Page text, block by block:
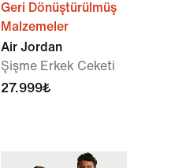
Geri Dönüştürülmüş
Malzemeler
Air Jordan
Şişme Erkek Ceketi
27.999₺